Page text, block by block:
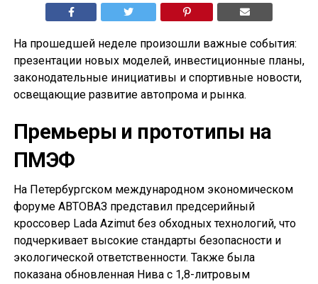
На прошедшей неделе произошли важные события:
презентации новых моделей, инвестиционные планы,
законодательные инициативы и спортивные новости,
освещающие развитие автопрома и рынка.
Премьеры и прототипы на
ПМЭФ
На Петербургском международном экономическом
форуме АВТОВАЗ представил предсерийный
кроссовер Lada Azimut без обходных технологий, что
подчеркивает высокие стандарты безопасности и
экологической ответственности. Также была
показана обновленная Нива с 1,8-литровым